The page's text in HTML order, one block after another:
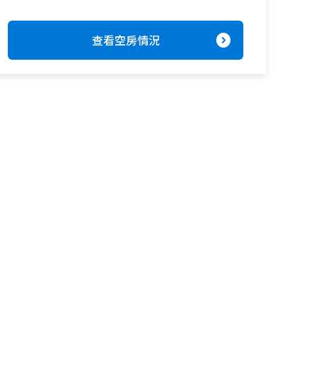
查看空房情況 expand_circle_right